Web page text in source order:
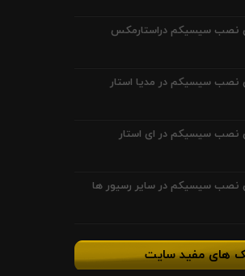
نصب سیسیکم دراستارمکس
نصب سیسیکم در مدیا استار
نصب سیسیکم در ای استار
نصب سیسیکم در سایر رسیور ها
های مفید سایت